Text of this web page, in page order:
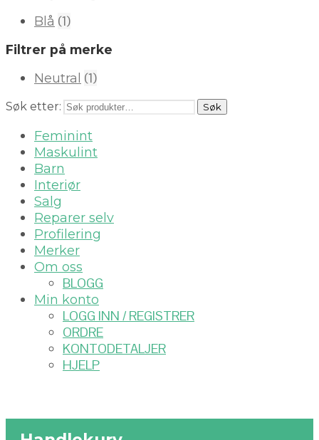
Blå (1)
Filtrer på merke
Neutral (1)
Søk etter: Søk
Feminint
Maskulint
Barn
Interiør
Salg
Reparer selv
Profilering
Merker
Om oss
BLOGG
Min konto
LOGG INN / REGISTRER
ORDRE
KONTODETALJER
HJELP